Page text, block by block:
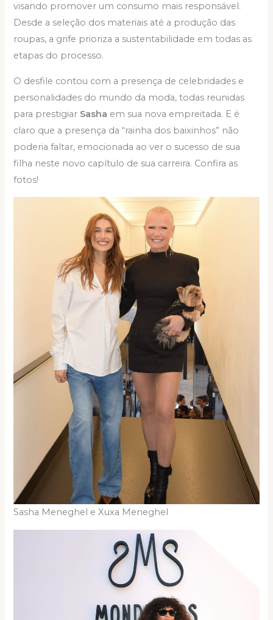
visando promover um consumo mais responsável.
Desde a seleção dos materiais até a produção das
roupas, a grife prioriza a sustentabilidade em todas as
etapas do processo.
O desfile contou com a presença de celebridades e
personalidades do mundo da moda, todas reunidas
para prestigiar Sasha em sua nova empreitada. E é
claro que a presença da “rainha dos baixinhos” não
poderia faltar, emocionada ao ver o sucesso de sua
filha neste novo capítulo de sua carreira. Confira as
fotos!
Sasha Meneghel e Xuxa Meneghel